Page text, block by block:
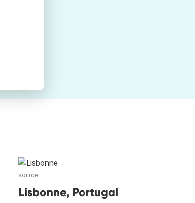
source
Lisbonne, Portugal